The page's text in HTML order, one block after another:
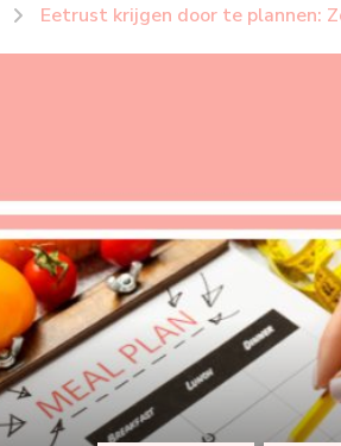
Eetrust krijgen door te plannen: